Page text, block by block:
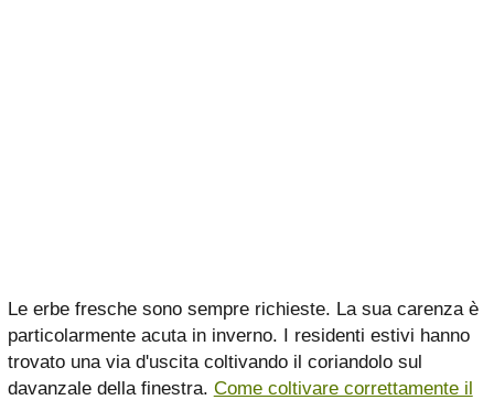
Le erbe fresche sono sempre richieste. La sua carenza è
particolarmente acuta in inverno. I residenti estivi hanno
trovato una via d'uscita coltivando il coriandolo sul
davanzale della finestra. Come coltivare correttamente il